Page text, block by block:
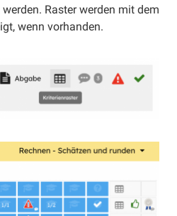
Raster werden mit dem
wenn vorhanden.